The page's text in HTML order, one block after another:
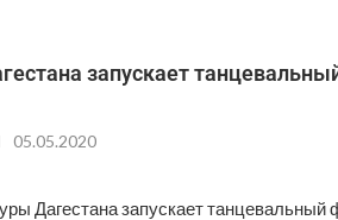
запускает
05.05.2020
Дагестана запускает